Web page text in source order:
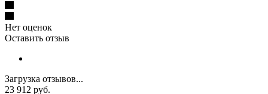
Нет оценок
Оставить отзыв
Загрузка отзывов...
23 912 руб.